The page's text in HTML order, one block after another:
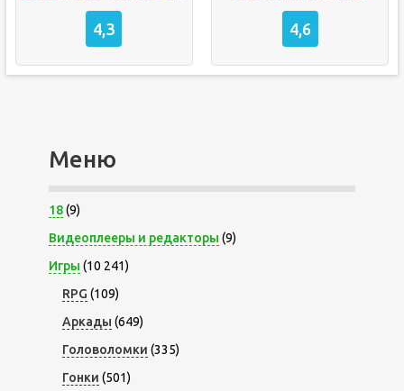
4,3 4,6
Меню
18(9)
Видеоплееры и редакторы (9)
Игры (10 241)
RPG (109)
Аркады (649)
Головоломки (335)
Гонки (501)